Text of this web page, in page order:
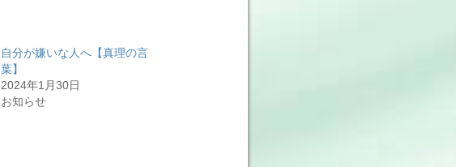
自分が嫌いな人へ【真理の言
葉】
2024年1月30日
お知らせ